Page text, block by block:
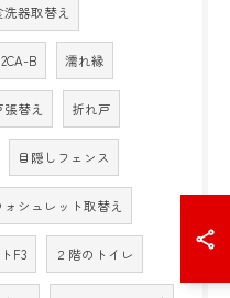
洗器取替え
B 濡れ縁
替え 折れ戸
目隠しフェンス
ォシュレット取替え
F3 ２階のトイレ